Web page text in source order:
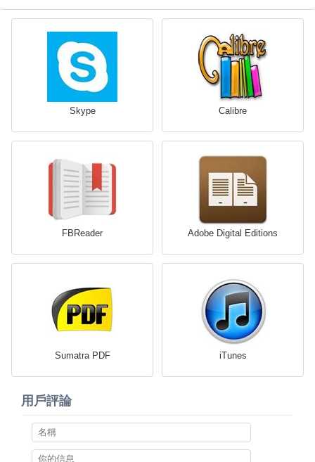
Skype Calibre
FBReader Adobe Digital Editions
Sumatra PDF iTunes
用戶評論